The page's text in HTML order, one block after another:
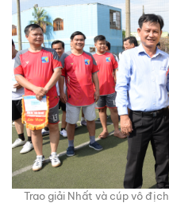
Trao giải Nhất và cúp vô